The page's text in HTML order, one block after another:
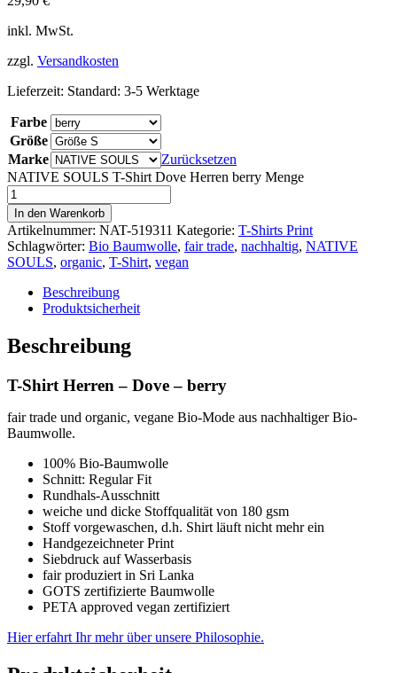
inkl. MwSt.
zzgl. Versandkosten
Lieferzeit: Standard: 3-5 Werktage
Farbe
Größe
Marke
Zurücksetzen
NATIVE SOULS T-Shirt Dove Herren berry Menge
In den Warenkorb
Artikelnummer: NAT-519311 Kategorie: T-Shirts Print
Schlagwörter: Bio Baumwolle, fair trade, nachhaltig, NATIVE
SOULS, organic, T-Shirt, vegan
Beschreibung
Produktsicherheit
Beschreibung
T-Shirt Herren – Dove – berry
fair trade und organic, vegane Bio-Mode aus nachhaltiger Bio-
Baumwolle.
100% Bio-Baumwolle
Schnitt: Regular Fit
Rundhals-Ausschnitt
weiche und dicke Stoffqualität von 180 gsm
Stoff vorgewaschen, d.h. Shirt läuft nicht mehr ein
Handgezeichneter Print
Siebdruck auf Wasserbasis
fair produziert in Sri Lanka
GOTS zertifizierte Baumwolle
PETA approved vegan zertifiziert
Hier erfahrt Ihr mehr über unsere Philosophie.